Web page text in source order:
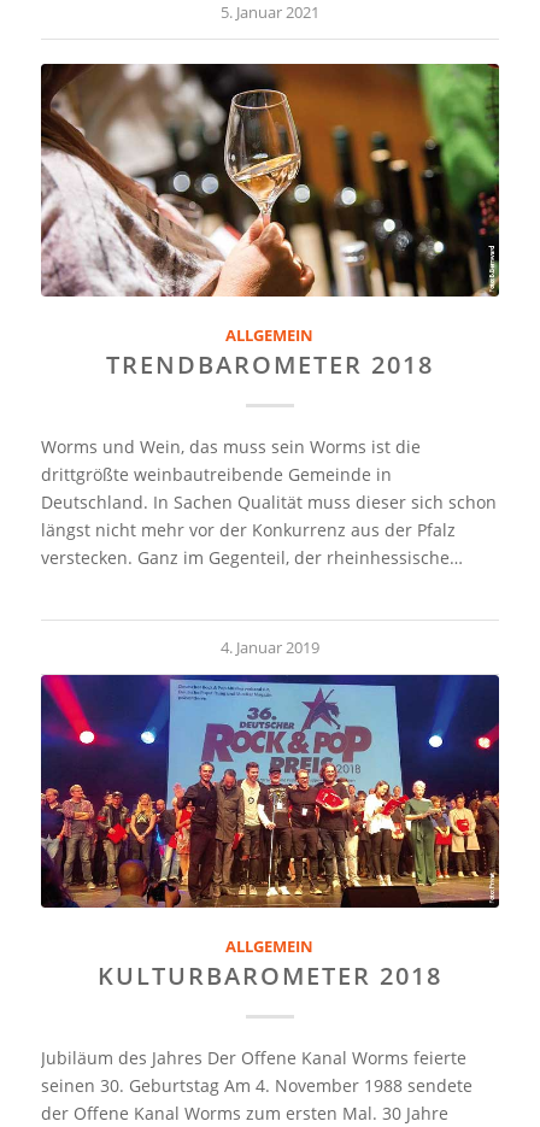
5. Januar 2021
ALLGEMEIN
TRENDBAROMETER 2018
Worms und Wein, das muss sein Worms ist die
drittgrößte weinbautreibende Gemeinde in
Deutschland. In Sachen Qualität muss dieser sich schon
längst nicht mehr vor der Konkurrenz aus der Pfalz
verstecken. Ganz im Gegenteil, der rheinhessische…
4. Januar 2019
ALLGEMEIN
KULTURBAROMETER 2018
Jubiläum des Jahres Der Offene Kanal Worms feierte
seinen 30. Geburtstag Am 4. November 1988 sendete
der Offene Kanal Worms zum ersten Mal. 30 Jahre